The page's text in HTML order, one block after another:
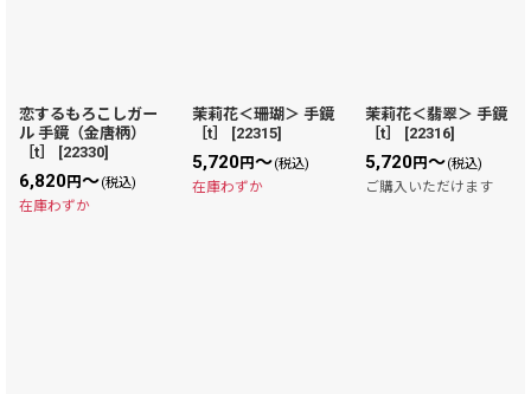
恋するもろこしガー
ル 手鏡（金唐柄）
［t］
[22330]
6,820円～(税込)
在庫わずか
茉莉花＜珊瑚＞ 手鏡
［t］
[22315]
5,720円～(税込)
在庫わずか
茉莉花＜翡翠＞ 手鏡
［t］
[22316]
5,720円～(税込)
ご購入いただけます